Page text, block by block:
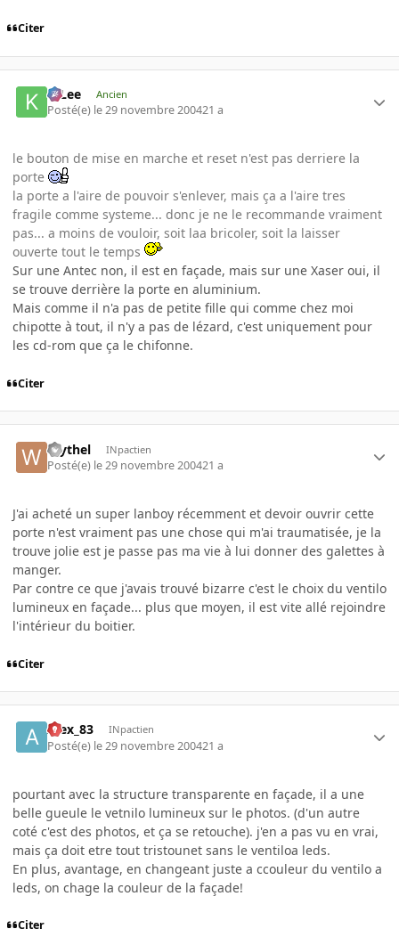
Citer
K-Lee Ancien
Posté(e) le 29 novembre 200421 a
le bouton de mise en marche et reset n'est pas derriere la
porte
la porte a l'aire de pouvoir s'enlever, mais ça a l'aire tres
fragile comme systeme... donc je ne le recommande vraiment
pas... a moins de vouloir, soit laa bricoler, soit la laisser
ouverte tout le temps
Sur une Antec non, il est en façade, mais sur une Xaser oui, il
se trouve derrière la porte en aluminium.
Mais comme il n'a pas de petite fille qui comme chez moi
chipotte à tout, il n'y a pas de lézard, c'est uniquement pour
les cd-rom que ça le chifonne.
Citer
Wythel INpactien
Posté(e) le 29 novembre 200421 a
J'ai acheté un super lanboy récemment et devoir ouvrir cette
porte n'est vraiment pas une chose qui m'ai traumatisée, je la
trouve jolie est je passe pas ma vie à lui donner des galettes à
manger.
Par contre ce que j'avais trouvé bizarre c'est le choix du ventilo
lumineux en façade... plus que moyen, il est vite allé rejoindre
l'intérieur du boitier.
Citer
Alex_83 INpactien
Posté(e) le 29 novembre 200421 a
pourtant avec la structure transparente en façade, il a une
belle gueule le vetnilo lumineux sur le photos. (d'un autre
coté c'est des photos, et ça se retouche). j'en a pas vu en vrai,
mais ça doit etre tout tristounet sans le ventiloa leds.
En plus, avantage, en changeant juste a ccouleur du ventilo a
leds, on chage la couleur de la façade!
Citer